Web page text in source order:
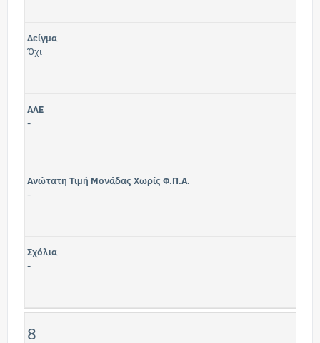
Δείγμα
Όχι
ΑΛΕ
-
Ανώτατη Τιμή Μονάδας Χωρίς Φ.Π.Α.
-
Σχόλια
-
8